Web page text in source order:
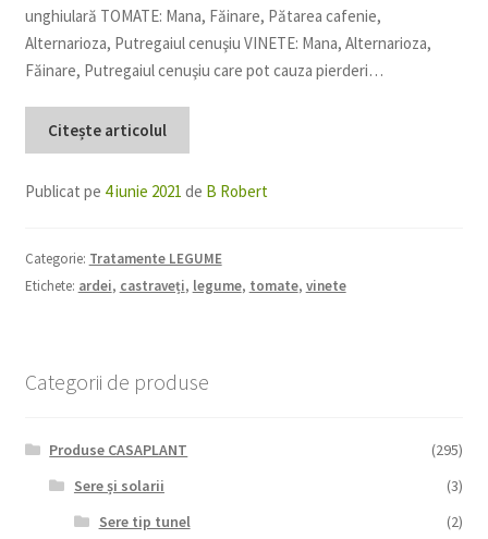
unghiulară TOMATE: Mana, Făinare, Pătarea cafenie,
Alternarioza, Putregaiul cenuşiu VINETE: Mana, Alternarioza,
Făinare, Putregaiul cenuşiu care pot cauza pierderi…
Citește articolul
Publicat pe 4 iunie 2021 de B Robert
Categorie: Tratamente LEGUME
Etichete: ardei, castraveți, legume, tomate, vinete
Categorii de produse
Produse CASAPLANT
(295)
Sere și solarii
(3)
Sere tip tunel
(2)